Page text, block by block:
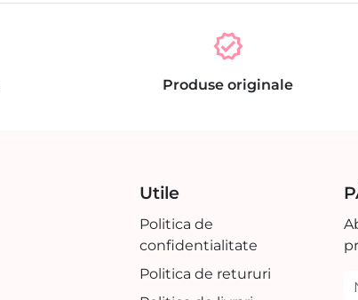
verified
Produse originale
Utile
Politica de
confidentialitate
Politica de retururi